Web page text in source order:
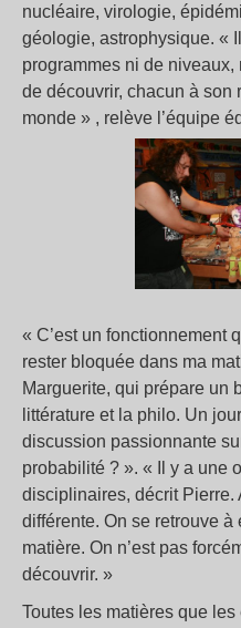
nucléaire, virologie,
géologie, astrophysique. «
programmes ni de niveaux,
de découvrir, chacun à son
monde » , relève l’équipe
« C’est un fonctionnement
rester bloquée dans ma
Marguerite, qui prépare un
littérature et la philo. Un
discussion passionnante
probabilité ? ». « Il y a une
disciplinaires, décrit
différente. On se retrouve
matière. On n’est pas
découvrir. »
Toutes les matières que